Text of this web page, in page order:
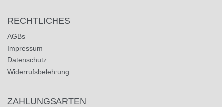
RECHTLICHES
AGBs
Impressum
Datenschutz
Widerrufsbelehrung
ZAHLUNGSARTEN